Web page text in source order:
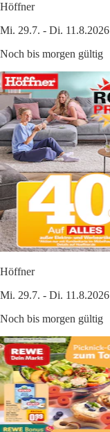
Höffner
Mi. 29.7. - Di. 11.8.2026
Noch bis morgen gültig
Höffner
Mi. 29.7. - Di. 11.8.2026
Noch bis morgen gültig